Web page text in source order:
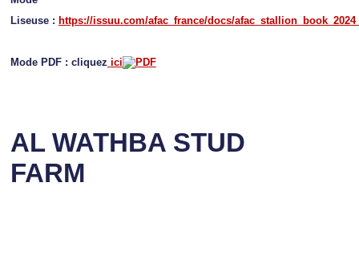
Liseuse : https://issuu.com/afac_france/docs/
Mode PDF : cliquez ici
AL WATHBA STUD
FARM